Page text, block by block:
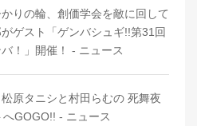
りの輪、創価学会を敵に回して
ゲスト「ゲンバシュギ!!第31回
！」開催！ - ニュース
原タニシと村田らむの 死舞夜
GOGO!! - ニュース